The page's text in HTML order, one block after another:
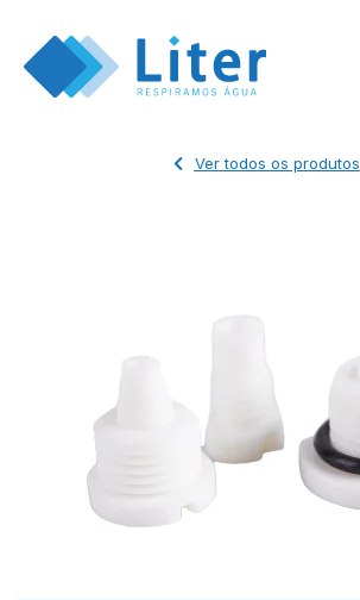
Ver todos os produtos